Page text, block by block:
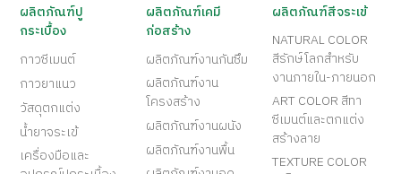
ผลิตภัณฑ์ปู
กระเบื้อง
กาวซีเมนต์
กาวยาแนว
วัสดุตกแต่ง
น้ำยาจระเข้
เครื่องมือและ
ผลิตภัณฑ์เคมี
ก่อสร้าง
ผลิตภัณฑ์งานกันซึม
ผลิตภัณฑ์งาน
โครงสร้าง
ผลิตภัณฑ์งานผนัง
ผลิตภัณฑ์งานพื้น
ผลิตภัณฑ์สีจระเข้
NATURAL COLOR
สีรักษ์โลกสำหรับ
งานภายใน-ภายนอก
ART COLOR สีทา
ซีเมนต์และตกแต่ง
สร้างลาย
TEXTURE COLOR